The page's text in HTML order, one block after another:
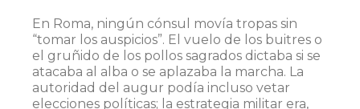
En Roma, ningún cónsul movía tropas sin
“tomar los auspicios”. El vuelo de los buitres o
el gruñido de los pollos sagrados dictaba si se
atacaba al alba o se aplazaba la marcha. La
autoridad del augur podía incluso vetar
elecciones políticas; la estrategia militar era,